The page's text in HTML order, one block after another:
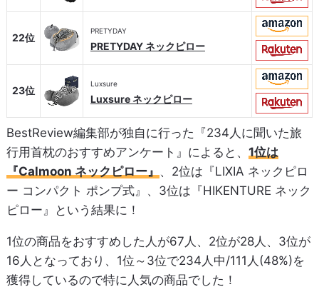
22位
PRETYDAY
PRETYDAY ネックピロー
23位
Luxsure
Luxsure ネックピロー
BestReview編集部が独自に行った『234人に聞いた旅
行用首枕のおすすめアンケート』によると、 1位は
『Calmoon ネックピロー』、2位は『LIXIA ネックピロ
ー コンパクト ポンプ式』、3位は『HIKENTURE ネック
ピロー』という結果に！
1位の商品をおすすめした人が67人、2位が28人、3位が
16人となっており、1位～3位で234人中/111人(48%)を
獲得しているので特に人気の商品でした！